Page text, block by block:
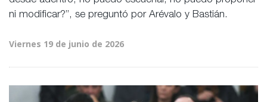
ni modificar?”, se preguntó por Arévalo y Bastián.
Viernes 19 de junio de 2026